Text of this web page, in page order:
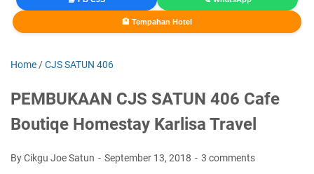
🏨 Tempahan Hotel
Home /CJS SATUN 406
PEMBUKAAN CJS SATUN 406 Cafe
Boutiqe Homestay Karlisa Travel
By Cikgu Joe Satun September 13, 2018 3 comments